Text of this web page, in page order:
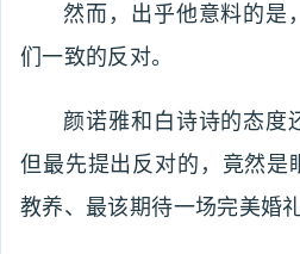
然而，出乎他意料的是
们一致的反对。
颜诺雅和白诗诗的态度
但最先提出反对的，竟然是
教养、最该期待一场完美婚